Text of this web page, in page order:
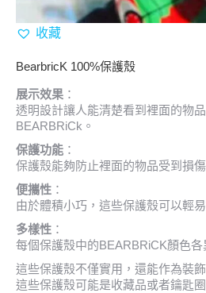
收藏
BearbricK 100%保護殼
展示效果 ：
透明設計讓人能清楚看到裡面的物
BEARBRiCk。
保護功能 ：
保護殼能夠防止裡面的物品受到損傷
便攜性 ：
由於體積小巧，這些保護殼可以輕易
多樣性 ：
每個保護殼中的BEARBRiCK顏色各
這些保護殼不僅實用，還能作為裝
這些保護殼可能是收藏品或者鑰匙